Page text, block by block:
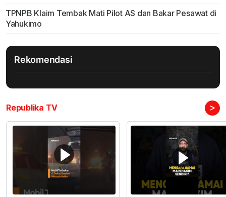
TPNPB Klaim Tembak Mati Pilot AS dan Bakar Pesawat di
Yahukimo
Rekomendasi
Republika TV >